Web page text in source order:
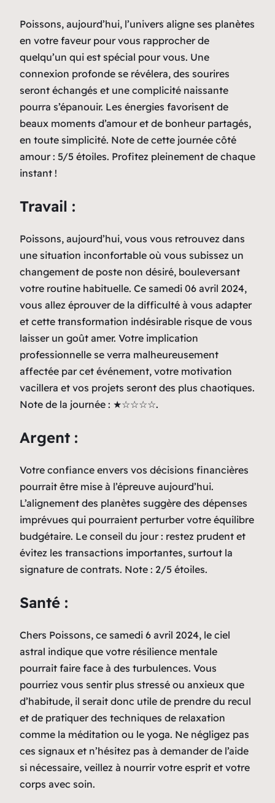
Poissons, aujourd’hui, l’univers aligne ses planètes
en votre faveur pour vous rapprocher de
quelqu’un qui est spécial pour vous. Une
connexion profonde se révélera, des sourires
seront échangés et une complicité naissante
pourra s’épanouir. Les énergies favorisent de
beaux moments d’amour et de bonheur partagés,
en toute simplicité. Note de cette journée côté
amour : 5/5 étoiles. Profitez pleinement de chaque
instant !
Travail :
Poissons, aujourd’hui, vous vous retrouvez dans
une situation inconfortable où vous subissez un
changement de poste non désiré, bouleversant
votre routine habituelle. Ce samedi 06 avril 2024,
vous allez éprouver de la difficulté à vous adapter
et cette transformation indésirable risque de vous
laisser un goût amer. Votre implication
professionnelle se verra malheureusement
affectée par cet événement, votre motivation
vacillera et vos projets seront des plus chaotiques.
Note de la journée : ★☆☆☆☆.
Argent :
Votre confiance envers vos décisions financières
pourrait être mise à l’épreuve aujourd’hui.
L’alignement des planètes suggère des dépenses
imprévues qui pourraient perturber votre équilibre
budgétaire. Le conseil du jour : restez prudent et
évitez les transactions importantes, surtout la
signature de contrats. Note : 2/5 étoiles.
Santé :
Chers Poissons, ce samedi 6 avril 2024, le ciel
astral indique que votre résilience mentale
pourrait faire face à des turbulences. Vous
pourriez vous sentir plus stressé ou anxieux que
d’habitude, il serait donc utile de prendre du recul
et de pratiquer des techniques de relaxation
comme la méditation ou le yoga. Ne négligez pas
ces signaux et n’hésitez pas à demander de l’aide
si nécessaire, veillez à nourrir votre esprit et votre
corps avec soin.